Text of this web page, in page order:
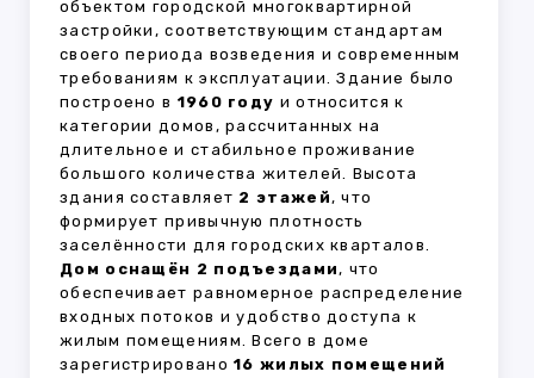
объектом городской многоквартирной
застройки, соответствующим стандартам
своего периода возведения и современным
требованиям к эксплуатации. Здание было
построено в 1960 году и относится к
категории домов, рассчитанных на
длительное и стабильное проживание
большого количества жителей. Высота
здания составляет 2 этажей, что
формирует привычную плотность
заселённости для городских кварталов.
Дом оснащён 2 подъездами, что
обеспечивает равномерное распределение
входных потоков и удобство доступа к
жилым помещениям. Всего в доме
зарегистрировано16 жилых помещений